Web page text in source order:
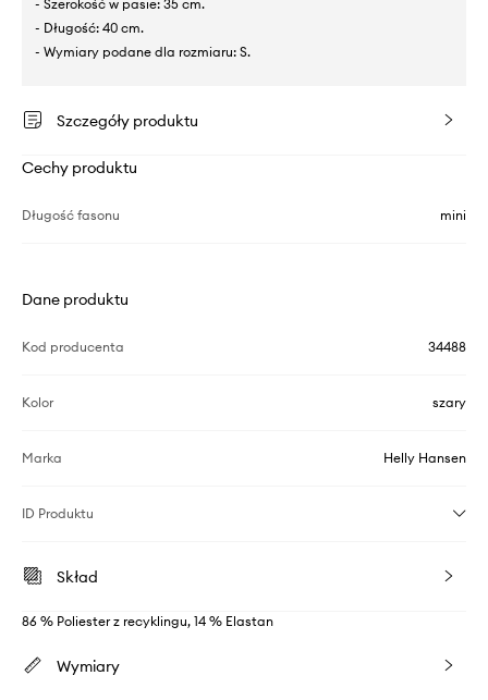
- Szerokość w pasie: 35 cm.
- Długość: 40 cm.
- Wymiary podane dla rozmiaru: S.
Szczegóły produktu
Cechy produktu
Długość fasonu mini
Dane produktu
Kod producenta 34488
Kolor szary
Marka Helly Hansen
ID Produktu
Skład
86 % Poliester z recyklingu, 14 % Elastan
Wymiary